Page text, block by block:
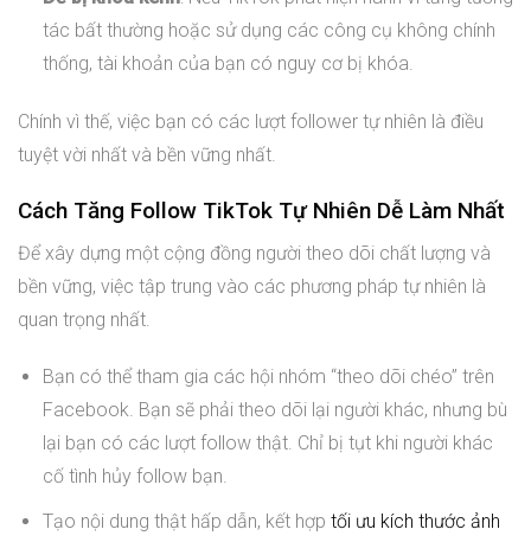
tác bất thường hoặc sử dụng các công cụ không chính
thống, tài khoản của bạn có nguy cơ bị khóa.
Chính vì thế, việc bạn có các lượt follower tự nhiên là điều
tuyệt vời nhất và bền vững nhất.
Cách Tăng Follow TikTok Tự Nhiên Dễ Làm Nhất
Để xây dựng một cộng đồng người theo dõi chất lượng và
bền vững, việc tập trung vào các phương pháp tự nhiên là
quan trọng nhất.
Bạn có thể tham gia các hội nhóm “theo dõi chéo” trên
Facebook. Bạn sẽ phải theo dõi lại người khác, nhưng bù
lại bạn có các lượt follow thật. Chỉ bị tụt khi người khác
cố tình hủy follow bạn.
Tạo nội dung thật hấp dẫn, kết hợp tối ưu kích thước ảnh